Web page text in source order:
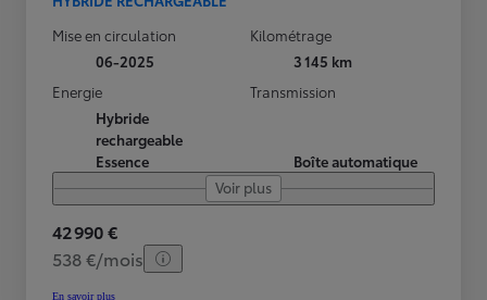
Mise en circulation
06-2025
Kilométrage
3 145 km
Energie
Hybride
rechargeable
Essence
Transmission
Boîte automatique
Voir plus
42 990 €
538 €/mois
En savoir plus